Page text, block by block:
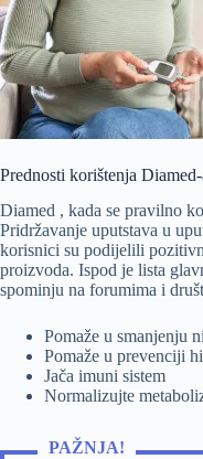
Prednosti korištenja Diamed-
Diamed , kada se pravilno
Pridržavanje uputstava u
korisnici su podijelili
proizvoda. Ispod je lista
spominju na forumima i
Pomaže u smanjenju
Pomaže u prevenciji
Jača imuni sistem
Normalizujte
PAŽNJA!